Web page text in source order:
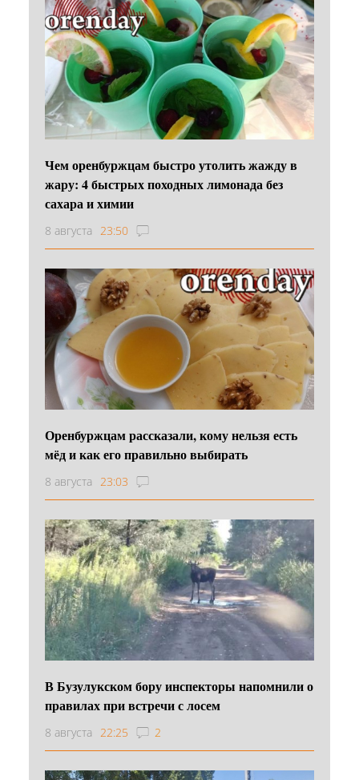
Чем оренбуржцам быстро утолить жажду в
жару: 4 быстрых походных лимонада без
сахара и химии
8 августа 23:50
Оренбуржцам рассказали, кому нельзя есть
мёд и как его правильно выбирать
8 августа 23:03
В Бузулукском бору инспекторы напомнили о
правилах при встречи с лосем
8 августа 22:25 2